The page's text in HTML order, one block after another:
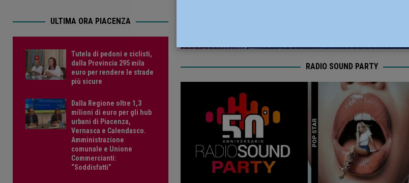
RADIO SOUND PARTY
ULTIMA ORA PIACENZA
Tutela di pedoni e ciclisti,
dalla Provincia 295 mila
euro per rendere le strade
più sicure
Dalla Regione oltre 1,3
milioni di euro per gli hub
urbani di Piacenza,
Vernasca e Calendasco.
Amministrazione
comunale e Unione
Commercianti:
“Soddisfatti”